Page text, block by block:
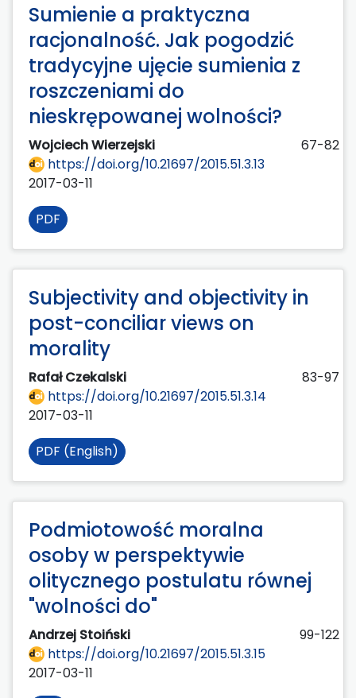
Sumienie a praktyczna
racjonalność. Jak pogodzić
tradycyjne ujęcie sumienia z
roszczeniami do
nieskrępowanej wolności?
Wojciech Wierzejski
67-82
https://doi.org/10.21697/2015.51.3.13
2017-03-11
PDF
Subjectivity and objectivity in
post-conciliar views on
morality
Rafał Czekalski
83-97
https://doi.org/10.21697/2015.51.3.14
2017-03-11
PDF (English)
Podmiotowość moralna
osoby w perspektywie
olitycznego postulatu równej
"wolności do"
Andrzej Stoiński
99-122
https://doi.org/10.21697/2015.51.3.15
2017-03-11